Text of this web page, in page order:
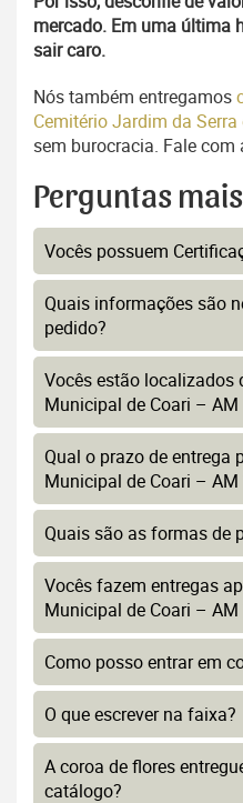
mercado. Em uma última
sair caro.
Nós também entregamos
Cemitério Jardim da
sem burocracia. Fale com
Perguntas
Vocês possuem
Quais informações são
pedido?
Vocês estão localizados
Municipal de Coari – AM
Qual o prazo de entrega
Municipal de Coari – AM
Quais são as formas de
Vocês fazem entregas
Municipal de Coari – AM
Como posso entrar em
O que escrever na faixa?
A coroa de flores
catálogo?